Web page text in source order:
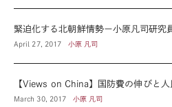
緊迫化する北朝鮮情勢ー小原凡司研究
April 27, 2017 小原 凡司
【Views on China】国防費の伸びと
March 30, 2017 小原 凡司